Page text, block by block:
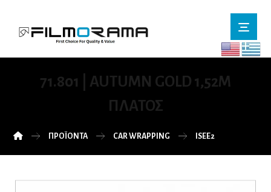
71.801 | AUTUMN GOLD 1,52M
ΠΛΆΤΟΣ
ΠΡΟΪΌΝΤΑ CAR WRAPPING ISEE2